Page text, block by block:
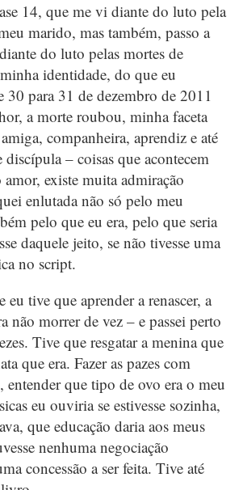
14, que me vi diante do luto pela
marido, mas também, passo a
do luto pelas mortes de
identidade, do que eu
30 para 31 de dezembro de 2011
a morte roubou, minha faceta
companheira, aprendiz e até
– coisas que acontecem
existe muita admiração
enlutada não só pelo meu
pelo que eu era, pelo que seria
daquele jeito, se não tivesse uma
no script.
eu tive que aprender a renascer, a
não morrer de vez – e passei perto
Tive que resgatar a menina que
que era. Fazer as pazes com
entender que tipo de ovo era o meu
eu ouviria se estivesse sozinha,
que educação daria aos meus
nenhuma negociação
concessão a ser feita. Tive até